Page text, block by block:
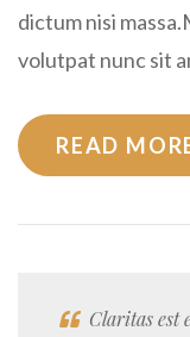
dictum nisi
volutpat nunc sit
READ
Claritas est